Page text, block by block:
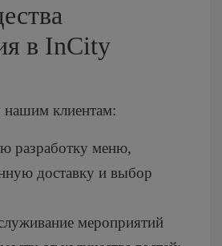
в InCity
клиентам:
разработку меню,
доставку и выбор
мероприятий